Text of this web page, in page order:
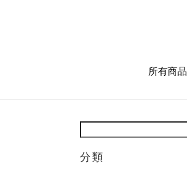
所有商品
分類